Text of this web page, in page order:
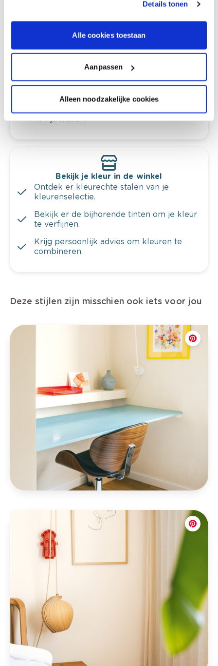
Details tonen
Alle cookies toestaan
Aanpassen
Alleen noodzakelijke cookies
Ga samen met de kleuradviseur door je
Krijg kleuradvies op basis van de lichtinval
van je muren.
Bekijk je kleur in de winkel
Ontdek er kleurechte stalen van je
kleurenselectie.
Bekijk er de bijhorende tinten om je kleur
te verfijnen.
Krijg persoonlijk advies om kleuren te
combineren.
Deze stijlen zijn misschien ook iets voor jou